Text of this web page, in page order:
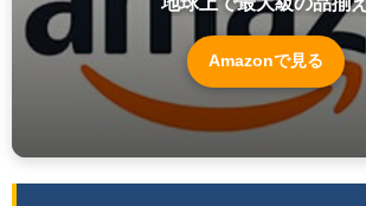
Amazonで見る